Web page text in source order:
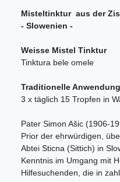
Misteltinktur aus der
- Slowenien -
Weisse Mistel Tinktur
Tinktura bele omele
Traditionelle
3 x täglich 15 Tropfen in
Pater Simon Ašic (1906-
Prior der ehrwürdigen,
Abtei Sticna (Sittich) in
Kenntnis im Umgang mit
Hilfesuchenden, die in